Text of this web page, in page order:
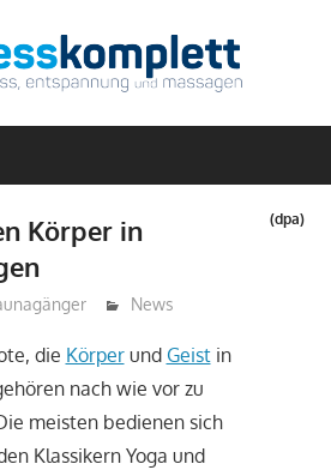
Körper in
(dpa)
News
die Körperund Geistin
nach wie vor zu
meisten bedienen sich
Klassikern Yoga und